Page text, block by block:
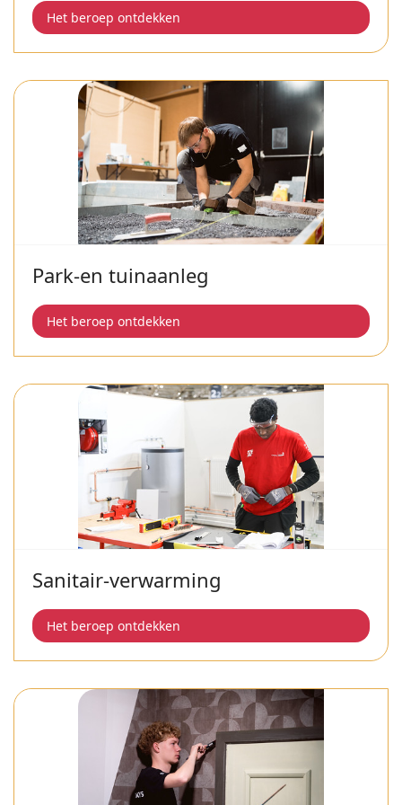
Het beroep ontdekken
Park-en tuinaanleg
Het beroep ontdekken
Sanitair-verwarming
Het beroep ontdekken